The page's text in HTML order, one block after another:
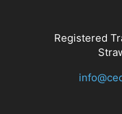
Registered